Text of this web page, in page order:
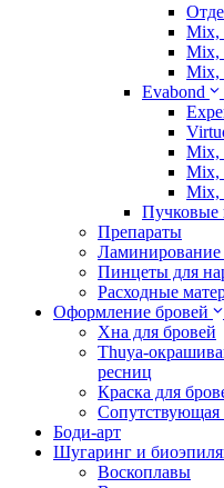
Mix,
Mix,
Mix,
Evabond
Mix,
Mix,
Mix,
Пучковые
Препараты
Ламинирование
Пинцеты для
Расходные
Оформление бровей
Хна для бровей
Thuya-
ресниц
Краска для
Сопутствующая
Боди-арт
Шугаринг и
Воскоплавы